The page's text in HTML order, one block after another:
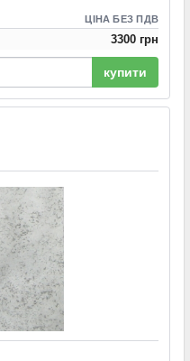
ЦІНА БЕЗ ПДВ
3300 грн
купити